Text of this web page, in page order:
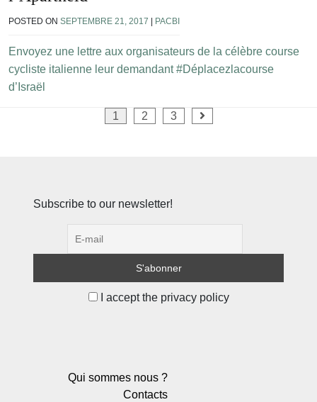
POSTED ON SEPTEMBRE 21, 2017 PACBI
Envoyez une lettre aux organisateurs de la célèbre course
cycliste italienne leur demandant #Déplacezlacourse
d’Israël
1 2 3
Subscribe to our newsletter!
I accept the privacy policy
Qui sommes nous ?
Contacts